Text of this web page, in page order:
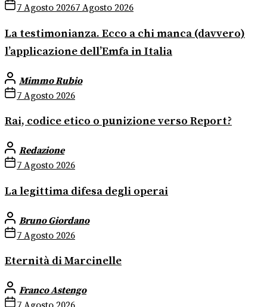
7 Agosto 20267 Agosto 2026
La testimonianza. Ecco a chi manca (davvero)
l’applicazione dell’Emfa in Italia
Mimmo Rubio
7 Agosto 2026
Rai, codice etico o punizione verso Report?
Redazione
7 Agosto 2026
La legittima difesa degli operai
Bruno Giordano
7 Agosto 2026
Eternità di Marcinelle
Franco Astengo